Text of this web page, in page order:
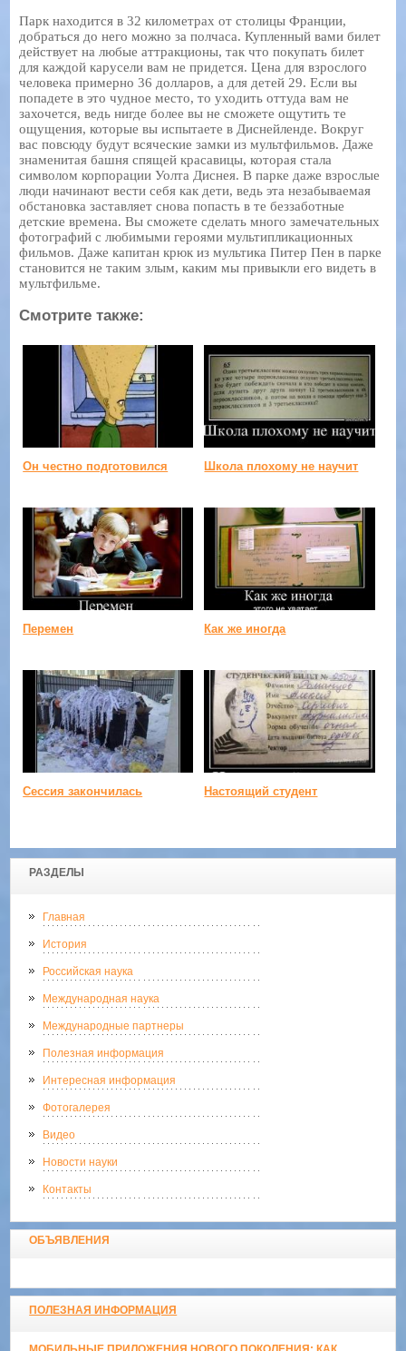
РАЗДЕЛЫ
Главная
История
Российская наука
Международная наука
Международные партнеры
Полезная информация
Интересная информация
Фотогалерея
Видео
Новости науки
Контакты
ОБЪЯВЛЕНИЯ
ПОЛЕЗНАЯ ИНФОРМАЦИЯ
Парк находится в 32 километрах от столицы Франции,
добраться до него можно за полчаса. Купленный вами билет
действует на любые аттракционы, так что покупать билет
для каждой карусели вам не придется. Цена для взрослого
человека примерно 36 долларов, а для детей 29. Если вы
попадете в это чудное место, то уходить оттуда вам не
захочется, ведь нигде более вы не сможете ощутить те
ощущения, которые вы испытаете в Диснейленде. Вокруг
вас повсюду будут всяческие замки из мультфильмов. Даже
знаменитая башня спящей красавицы, которая стала
символом корпорации Уолта Диснея. В парке даже взрослые
люди начинают вести себя как дети, ведь эта незабываемая
обстановка заставляет снова попасть в те беззаботные
детские времена. Вы сможете сделать много замечательных
фотографий с любимыми героями мультипликационных
фильмов. Даже капитан крюк из мультика Питер Пен в парке
становится не таким злым, каким мы привыкли его видеть в
мультфильме.
Смотрите также:
Он честно подготовился Школа плохому не научит
Перемен Как же иногда
Сессия закончилась Настоящий студент